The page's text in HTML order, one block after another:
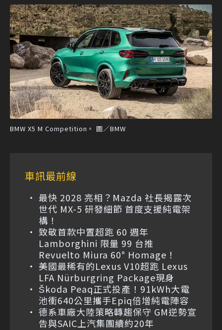
BMW X5 M Competition。 圖／BMW
車訊最前線
最快 2028 亮相？Mazda 社長揭露次
世代 MX-5 研發細節 首度支援純電架
構！
致敬首款中置超跑 60 週年
Lamborghini 限量 99 台推
Revuelto Miura 60° Homage！
美國最稀有的Lexus V10超跑 Lexus
LFA Nürburgring Package現身
Škoda Peaq正式投產！91kWh大電
池衝640公里攜手Epiq倍增純電陣容
德系車廠大陸策略轉趨保守 GM逆勢宣
告與SAIC上汽集團續約20年